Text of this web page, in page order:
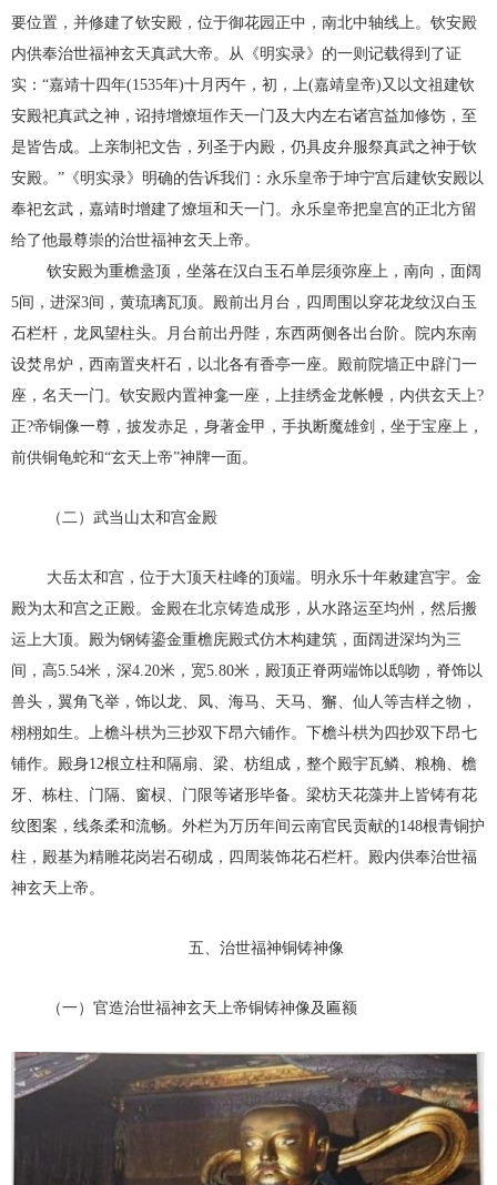
要位置，并修建了钦安殿，位于御花园正中，南北中轴线上。钦安殿
内供奉治世福神玄天真武大帝。从《明实录》的一则记载得到了证
实：“嘉靖十四年(1535年)十月丙午，初，上(嘉靖皇帝)又以文祖建钦
安殿祀真武之神，诏持增燎垣作天一门及大内左右诸宫益加修饬，至
是皆告成。上亲制祀文告，列圣于内殿，仍具皮弁服祭真武之神于钦
安殿。”《明实录》明确的告诉我们：永乐皇帝于坤宁宫后建钦安殿以
奉祀玄武，嘉靖时增建了燎垣和天一门。永乐皇帝把皇宫的正北方留
给了他最尊崇的治世福神玄天上帝。
钦安殿为重檐盝顶，坐落在汉白玉石单层须弥座上，南向，面阔
5间，进深3间，黄琉璃瓦顶。殿前出月台，四周围以穿花龙纹汉白玉
石栏杆，龙凤望柱头。月台前出丹陛，东西两侧各出台阶。院内东南
设焚帛炉，西南置夹杆石，以北各有香亭一座。殿前院墙正中辟门一
座，名天一门。钦安殿内置神龛一座，上挂绣金龙帐幔，内供玄天上?
正?帝铜像一尊，披发赤足，身著金甲，手执断魔雄剑，坐于宝座上，
前供铜龟蛇和“玄天上帝”神牌一面。
（二）武当山太和宫金殿
大岳太和宫，位于大顶天柱峰的顶端。明永乐十年敕建宫宇。金
殿为太和宫之正殿。金殿在北京铸造成形，从水路运至均州，然后搬
运上大顶。殿为钢铸鎏金重檐庑殿式仿木构建筑，面阔进深均为三
间，高5.54米，深4.20米，宽5.80米，殿顶正脊两端饰以鸱吻，脊饰以
兽头，翼角飞举，饰以龙、凤、海马、天马、獬、仙人等吉样之物，
栩栩如生。上檐斗栱为三抄双下昂六铺作。下檐斗栱为四抄双下昂七
铺作。殿身12根立柱和隔扇、梁、枋组成，整个殿宇瓦鳞、粮桷、檐
牙、栋柱、门隔、窗棂、门限等诸形毕备。梁枋天花藻井上皆铸有花
纹图案，线条柔和流畅。外栏为万历年间云南官民贡献的148根青铜护
柱，殿基为精雕花岗岩石砌成，四周装饰花石栏杆。殿内供奉治世福
神玄天上帝。
五、治世福神铜铸神像
（一）官造治世福神玄天上帝铜铸神像及匾额